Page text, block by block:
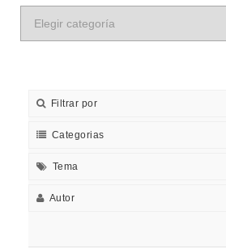
Filtrar por
Categorias
Tema
Autor